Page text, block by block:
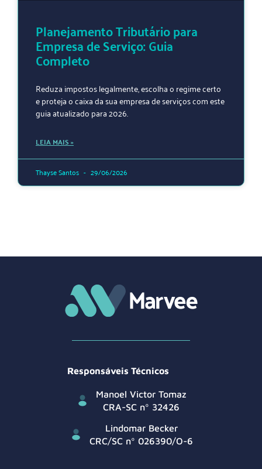
Planejamento Tributário para
Empresa de Serviço: Guia
Completo
Reduza impostos legalmente, escolha o regime certo
e proteja o caixa da sua empresa de serviços com este
guia atualizado para 2026.
LEIA MAIS »
Thayse Santos 29/06/2026
Responsáveis Técnicos
Manoel Victor Tomaz
CRA-SC nº 32426
Lindomar Becker
CRC/SC nº 026390/O-6